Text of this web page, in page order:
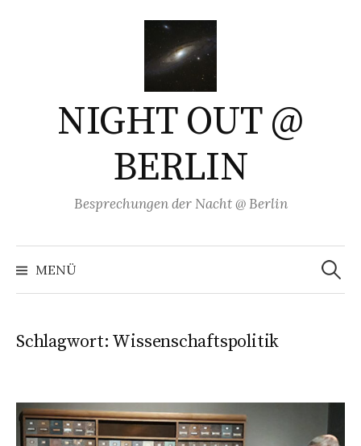
NIGHT OUT @
BERLIN
Besprechungen der Nacht @ Berlin
MENÜ
Suchen
nach:
Schlagwort: Wissenschaftspolitik